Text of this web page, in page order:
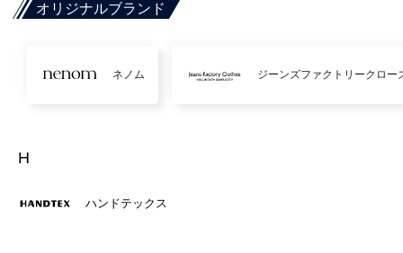
オリジナルブランド
ネノム ジーンズファクトリークロー
H
ハンドテックス